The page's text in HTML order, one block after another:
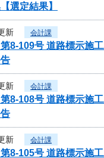
選定結果】
新 会計課
第8-109号 道路標示施
新 会計課
第8-108号 道路標示施
新 会計課
第8-105号 道路標示施